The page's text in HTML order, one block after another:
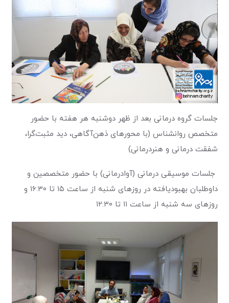
جلسات گروه ‌درمانی بعد از ظهر دوشنبه هر هفته با حضور
متخصص روانشناس (با محورهای ذهن‌آگاهی، دید مثبت‌گرا،
شفقت درمانی و هنردرمانی)
جلسات موسیقی درمانی (آوادرمانی) با حضور متخصصین و
داوطلبان بهبودیافته در روزهای شنبه از ساعت ۱۵ تا ۱۶:۳۰ و
روزهای سه شنبه از ساعت ۱۱ تا ۱۲:۳۰